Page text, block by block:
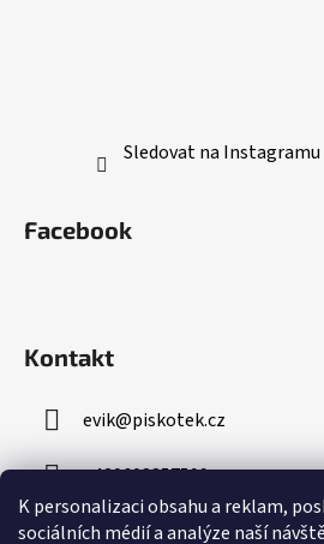
K personalizaci obsahu a reklam,
sociálních médií a analýze naší
Sledovat na Instagramu
Facebook
Kontakt
evik@piskotek.cz
+420608857599